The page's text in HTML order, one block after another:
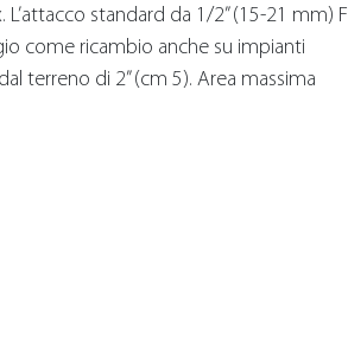
standard da 1/2” (15-21 mm) F
come ricambio anche su impianti
terreno di 2” (cm 5). Area massima